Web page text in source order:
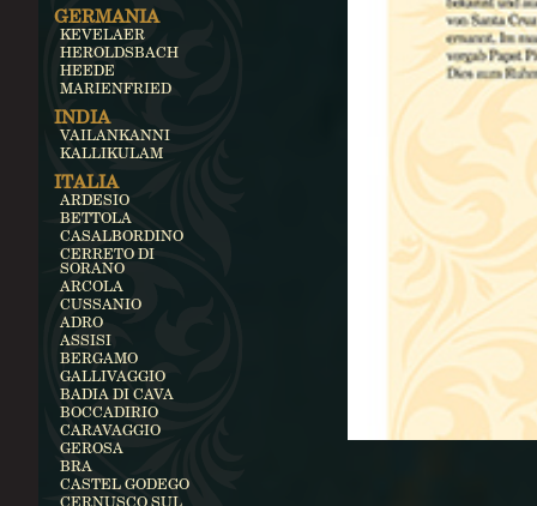
GERMANIA
KEVELAER
HEROLDSBACH
HEEDE
MARIENFRIED
INDIA
VAILANKANNI
KALLIKULAM
ITALIA
ARDESIO
BETTOLA
CASALBORDINO
CERRETO DI
SORANO
ARCOLA
CUSSANIO
ADRO
ASSISI
BERGAMO
GALLIVAGGIO
BADIA DI CAVA
BOCCADIRIO
CARAVAGGIO
GEROSA
BRA
CASTEL GODEGO
CERNUSCO SUL